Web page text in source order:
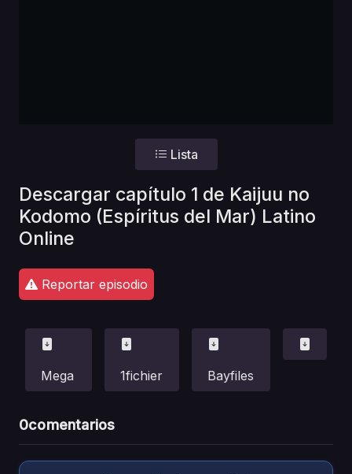
Lista
Descargar capítulo 1 de Kaijuu no
Kodomo (Espíritus del Mar) Latino
Online
Reportar episodio
Mega 1fichier Bayfiles
0comentarios